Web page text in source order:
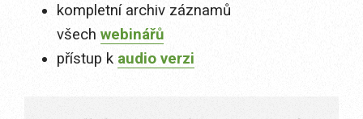
kompletní archiv záznamů
všech webinářů
přístup k audio verzi